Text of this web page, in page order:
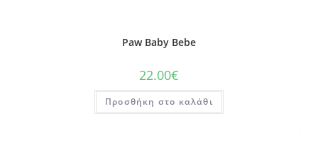
Paw Baby Bebe
22.00€
Προσθήκη στο καλάθι